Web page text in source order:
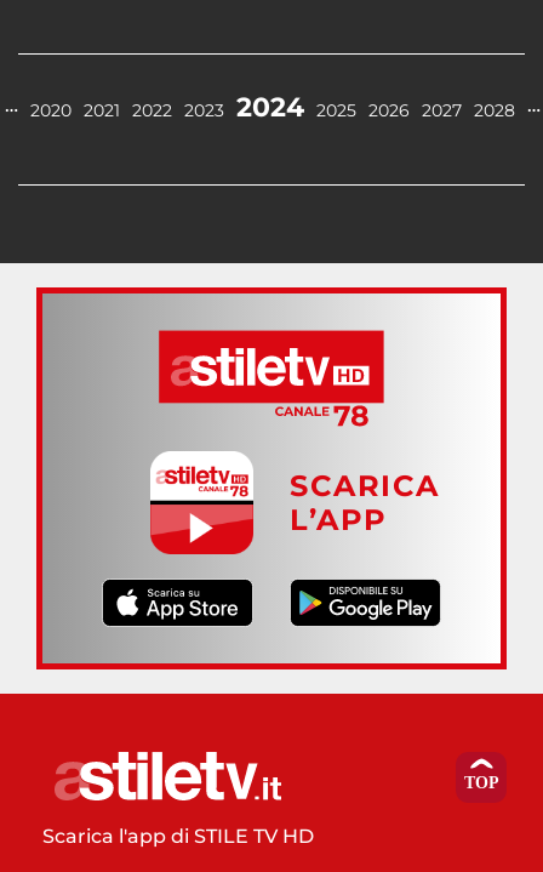
… 2020 2021 2022 2023 2024 2025 2026 2027 2028 …
SCARICA
L’APP
Scarica l'app di STILE TV HD